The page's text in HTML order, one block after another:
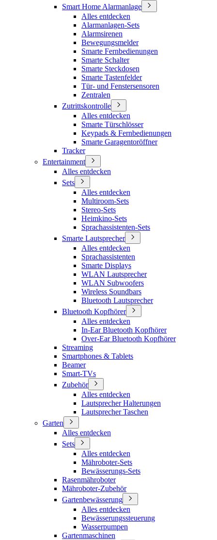
Smart Home Alarmanlage
Alles entdecken
Alarmanlagen-Sets
Alarmsirenen
Bewegungsmelder
Smarte Fernbedienungen
Smarte Schalter
Smarte Steckdosen
Smarte Tastenfelder
Tür- und Fenstersensoren
Zentralen
Zutrittskontrolle
Alles entdecken
Smarte Türschlösser
Keypads & Fernbedienungen
Smarte Garagentoröffner
Tracker
Entertainment
Alles entdecken
Sets
Alles entdecken
Multiroom-Sets
Stereo-Sets
Heimkino-Sets
Sprachassistenten-Sets
Smarte Lautsprecher
Alles entdecken
Sprachassistenten
Smarte Displays
WLAN Lautsprecher
WLAN Subwoofers
Wireless Soundbars
Bluetooth Lautsprecher
Bluetooth Kopfhörer
Alles entdecken
In-Ear Bluetooth Kopfhörer
Over-Ear Bluetooth Kopfhörer
Streaming
Smartphones & Tablets
Beamer
Smart-TVs
Zubehör
Alles entdecken
Lautsprecher Halterungen
Lautsprecher Taschen
Garten
Alles entdecken
Sets
Alles entdecken
Mähroboter-Sets
Bewässerungs-Sets
Rasenmähroboter
Mähroboter-Zubehör
Gartenbewässerung
Alles entdecken
Bewässerungssteuerung
Wasserpumpen
Gartenmaschinen